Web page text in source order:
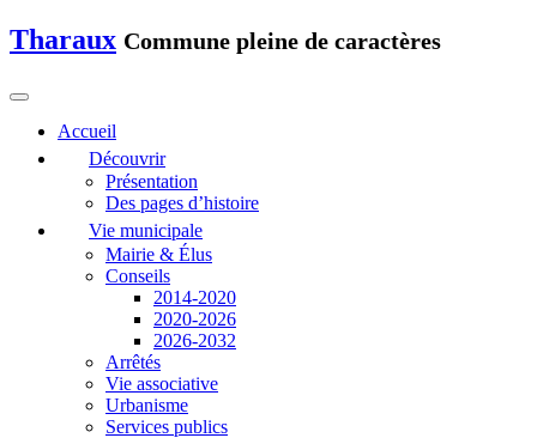
Tharaux Commune pleine de caractères
Accueil
Découvrir
Présentation
Des pages d’histoire
Vie municipale
Mairie & Élus
Conseils
2014-2020
2020-2026
2026-2032
Arrêtés
Vie associative
Urbanisme
Services publics